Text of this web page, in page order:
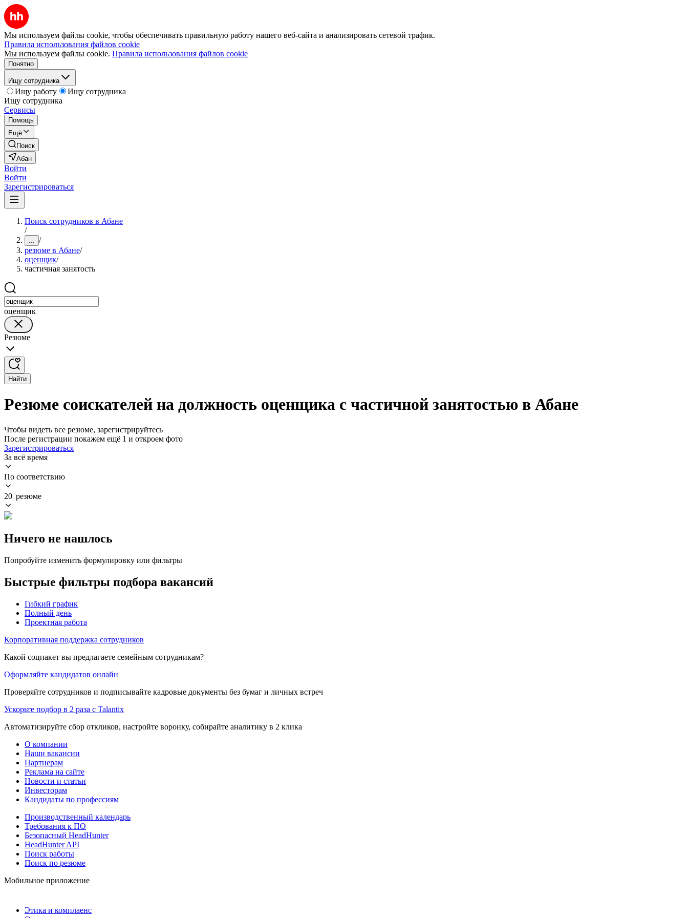
Мы используем файлы cookie, чтобы обеспечивать правильную работу нашего веб-сайта и анализировать сетевой трафик.
Правила использования файлов cookie
Мы используем файлы cookie. Правила использования файлов cookie
Понятно
Ищу сотрудника
Ищу работу
Ищу сотрудника
Ищу сотрудника
Сервисы
Помощь
Ещё
Поиск
Абан
Войти
Войти
Зарегистрироваться
Поиск сотрудников в Абане
/
... /
резюме в Абане/
оценщик/
частичная занятость
оценщик
Резюме
Найти
Резюме соискателей на должность оценщика с частичной занятостью в Абане
Чтобы видеть все резюме, зарегистрируйтесь
После регистрации покажем ещё 1 и откроем фото
Зарегистрироваться
За всё время
По соответствию
20 резюме
Ничего не нашлось
Попробуйте изменить формулировку или фильтры
Быстрые фильтры подбора вакансий
Гибкий график
Полный день
Проектная работа
Корпоративная поддержка сотрудников
Какой соцпакет вы предлагаете семейным сотрудникам?
Оформляйте кандидатов онлайн
Проверяйте сотрудников и подписывайте кадровые документы без бумаг и личных встреч
Ускорьте подбор в 2 раза с Talantix
Автоматизируйте сбор откликов, настройте воронку, собирайте аналитику в 2 клика
О компании
Наши вакансии
Партнерам
Реклама на сайте
Новости и статьи
Инвесторам
Кандидаты по профессиям
Производственный календарь
Требования к ПО
Безопасный HeadHunter
HeadHunter API
Поиск работы
Поиск по резюме
Мобильное приложение
Этика и комплаенс